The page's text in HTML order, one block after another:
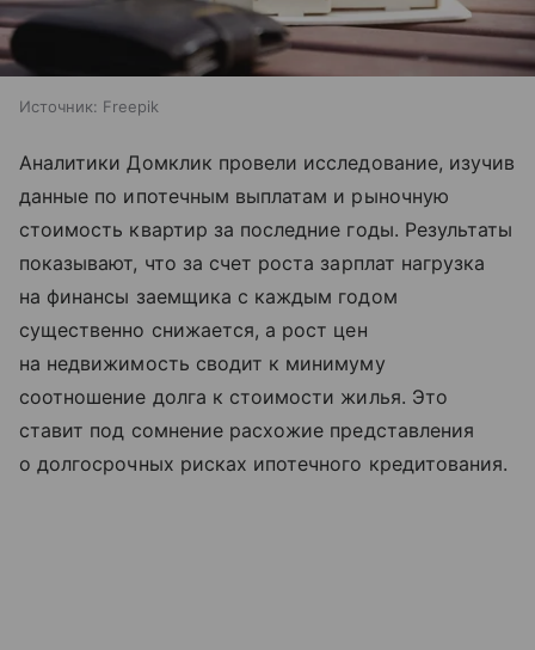
Источник: Freepik
Аналитики Домклик провели исследование, изучив
данные по ипотечным выплатам и рыночную
стоимость квартир за последние годы. Результаты
показывают, что за счет роста зарплат нагрузка
на финансы заемщика с каждым годом
существенно снижается, а рост цен
на недвижимость сводит к минимуму
соотношение долга к стоимости жилья. Это
ставит под сомнение расхожие представления
о долгосрочных рисках ипотечного кредитования.